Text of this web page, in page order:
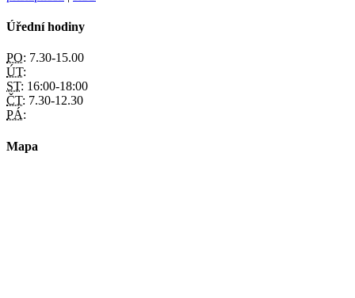
Úřední hodiny
PO: 7.30-15.00
ÚT:
ST: 16:00-18:00
ČT: 7.30-12.30
PÁ:
Mapa